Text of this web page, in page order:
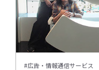
#広告・情報通信サービス